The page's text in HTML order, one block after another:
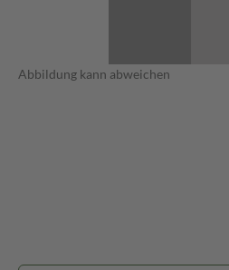
Abbildung kann abweichen